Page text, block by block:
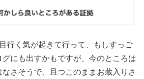
行く気が起きて行って、もしすっご
グにも出すかもですが、今のところは
さそうで、且つこのままお蔵入りさ